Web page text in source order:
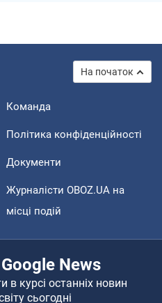
На початок
Команда
Політика конфіденційності
Документи
Журналісти OBOZ.UA на
місці подій
News
в курсі останніх новин
сьогодні